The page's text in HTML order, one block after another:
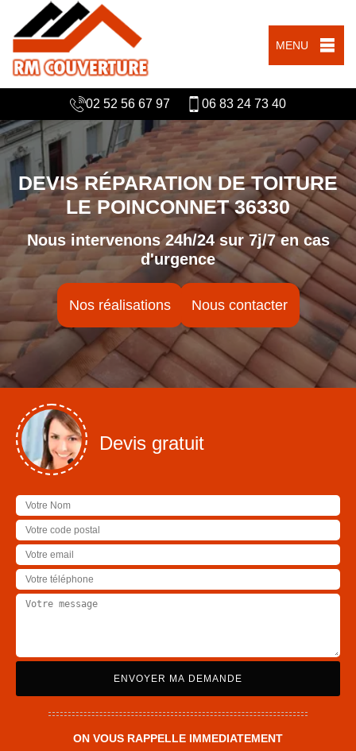
MENU
02 52 56 67 97 06 83 24 73 40
DEVIS RÉPARATION DE TOITURE
LE POINCONNET 36330
Nous intervenons 24h/24 sur 7j/7 en cas
d'urgence
Nos réalisations Nous contacter
Devis gratuit
ON VOUS RAPPELLE IMMEDIATEMENT